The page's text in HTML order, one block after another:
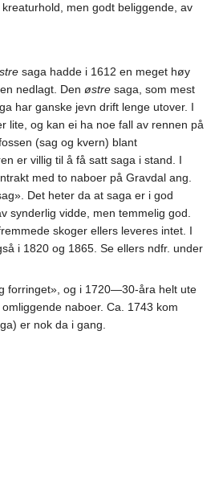
men godt beliggende, av
saga hadde i 1612 en meget høy
nedlagt. Den østre saga, som mest
har ganske jevn drift lenge utover. I
lite, og kan ei ha noe fall av rennen på
(sag og kvern) blant
er villig til å få satt saga i stand. I
med to naboer på Gravdal ang.
Det heter da at saga er i god
synderlig vidde, men temmelig god.
skoger ellers leveres intet. I
i 1820 og 1865. Se ellers ndfr. under
forringet», og i 1720—30-åra helt ute
naboer. Ca. 1743 kom
er nok da i gang.